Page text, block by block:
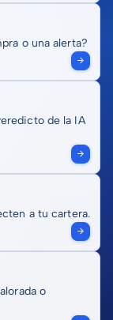
o una alerta?
de la IA
a tu cartera.
o